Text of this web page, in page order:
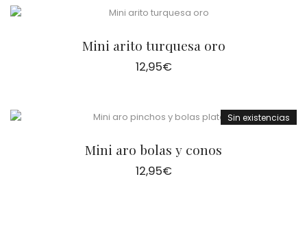
Mini arito turquesa oro
12,95€
Sin existencias
Mini aro bolas y conos
12,95€